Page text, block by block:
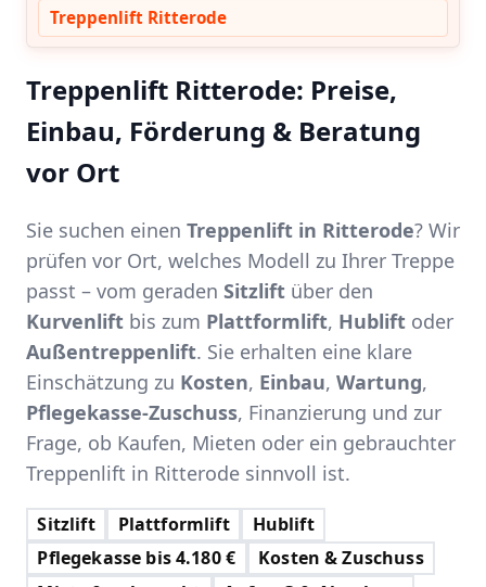
Treppenlift Ritterode
Treppenlift Ritterode: Preise,
Einbau, Förderung & Beratung
vor Ort
Sie suchen einen Treppenlift in Ritterode? Wir
prüfen vor Ort, welches Modell zu Ihrer Treppe
passt – vom geraden Sitzlift über den
Kurvenlift bis zum Plattformlift, Hublift oder
Außentreppenlift. Sie erhalten eine klare
Einschätzung zu Kosten, Einbau, Wartung,
Pflegekasse-Zuschuss, Finanzierung und zur
Frage, ob Kaufen, Mieten oder ein gebrauchter
Treppenlift in Ritterode sinnvoll ist.
Sitzlift Plattformlift
Hublift
Pflegekasse bis 4.180 €
Kosten & Zuschuss